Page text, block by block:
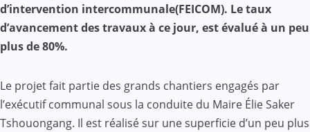
d’intervention intercommunale(FEICOM). Le taux
d’avancement des travaux à ce jour, est évalué à un peu
plus de 80%.
Le projet fait partie des grands chantiers engagés par
l’exécutif communal sous la conduite du Maire Élie Saker
Tshouongang. Il est réalisé sur une superficie d’un peu plus